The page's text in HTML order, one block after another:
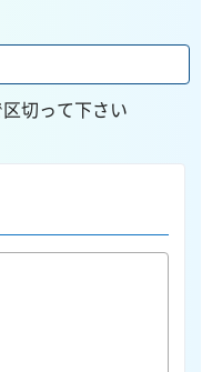
切って下さい